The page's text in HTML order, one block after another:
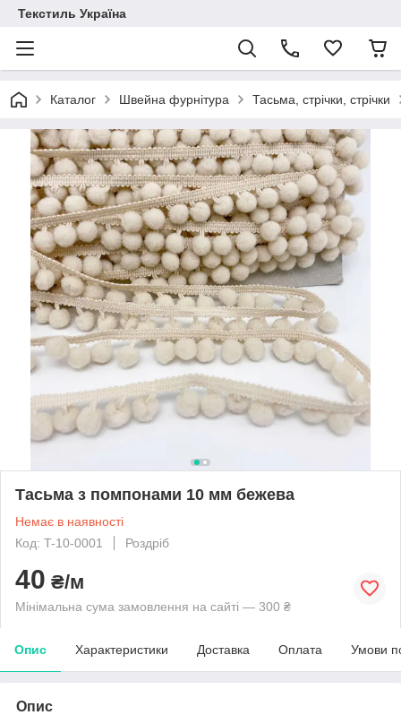
Текстиль Україна
Каталог Швейна фурнітура Тасьма, стрічки, стрічки
Тасьма з помпонами 10 мм бежева
Немає в наявності
Код: T-10-0001
Роздріб
40 ₴/м
Мінімальна сума замовлення на сайті — 300 ₴
Опис Характеристики Доставка Оплата Умови
Опис